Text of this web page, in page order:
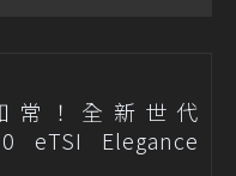
常！全新世代
eTSI Elegance